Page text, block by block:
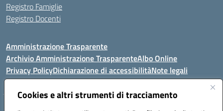
Cookies e altri strumenti di tracciamento
Registro Famiglie
Registro Docenti
Amministrazione Trasparente
Archivio Amministrazione TrasparenteAlbo Online
Privacy PolicyDichiarazione di accessibilitàNote legali